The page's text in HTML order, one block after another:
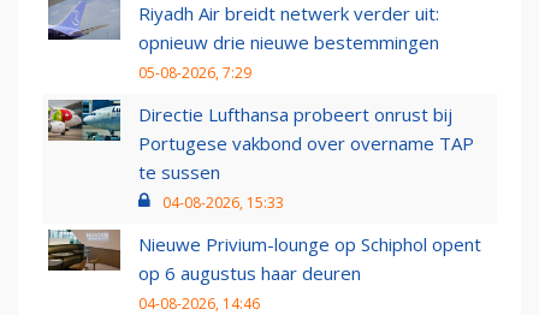
Riyadh Air breidt netwerk verder uit:
opnieuw drie nieuwe bestemmingen
05-08-2026, 7:29
Directie Lufthansa probeert onrust bij
Portugese vakbond over overname TAP
te sussen
04-08-2026, 15:33
Nieuwe Privium-lounge op Schiphol opent
op 6 augustus haar deuren
04-08-2026, 14:46